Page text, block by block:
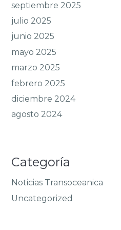
septiembre 2025
julio 2025
junio 2025
mayo 2025
marzo 2025
febrero 2025
diciembre 2024
agosto 2024
Categoría
Noticias Transoceanica
Uncategorized